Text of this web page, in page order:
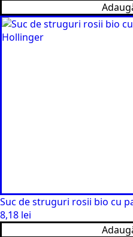
Suc de struguri rosii bio cu
8,18 lei